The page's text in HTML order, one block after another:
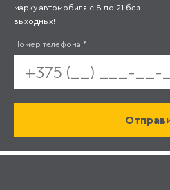
марку автомобиля с 8 до 21 без
выходных!
Номер телефона *